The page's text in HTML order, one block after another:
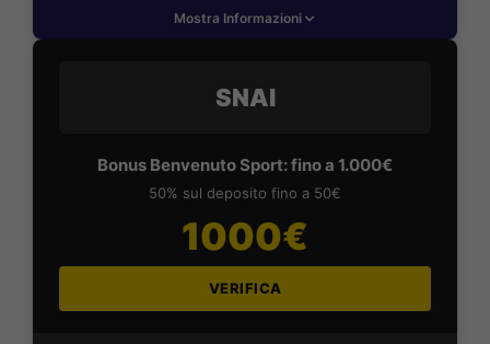
Mostra Informazioni
SNAI
Bonus Benvenuto Sport: fino a 1.000€
50% sul deposito fino a 50€
1000€
VERIFICA